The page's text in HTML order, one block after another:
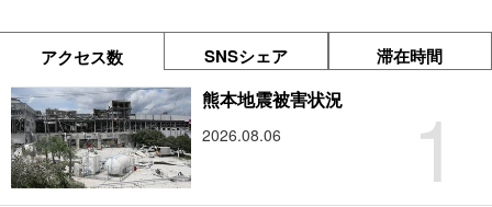
アクセス数 SNSシェア 滞在時間
1
熊本地震被害状況
2026.08.06